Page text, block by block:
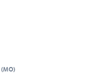
(MO)